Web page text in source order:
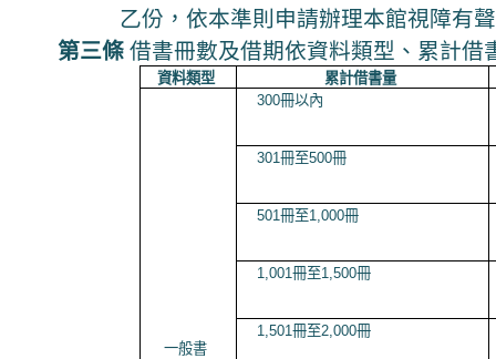
乙份，依本準則申請辦理本館視障有
第三條 借書冊數及借期依資料類型、累計借
資料類型 累計借書量
一般書
300冊以內
301 冊至500冊
501 冊至1,000冊
1,001 冊至1,500冊
1,501 冊至2,000冊